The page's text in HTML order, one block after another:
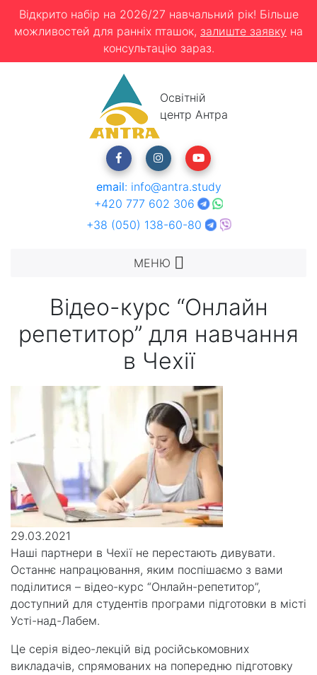
Відкрито набір на 2026/27 навчальний рік! Більше
можливостей для ранніх пташок, залиште заявку на
консультацію зараз.
Освітній
центр Антра
email: info@antra.study
+420 777 602 306
+38 (050) 138-60-80
МЕНЮ
Відео-курс “Онлайн
репетитор” для навчання
в Чехії
29.03.2021
Наші партнери в Чехії не перестають дивувати.
Останнє напрацювання, яким поспішаємо з вами
поділитися – відео-курс “Онлайн-репетитор”,
доступний для студентів програми підготовки в місті
Усті-над-Лабем.
Це серія відео-лекцій від російськомовних
викладачів, спрямованих на попередню підготовку